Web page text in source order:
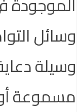
وسائل
وسيلة
مسموعة